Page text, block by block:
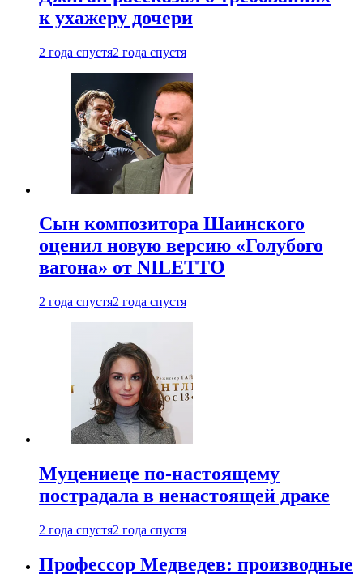
к ухажеру дочери
2 года спустя2 года спустя
Сын композитора Шаинского
оценил новую версию «Голубого
вагона» от NILETTO
2 года спустя2 года спустя
Муцениеце по-настоящему
пострадала в ненастоящей драке
2 года спустя2 года спустя
Профессор Медведев: производные